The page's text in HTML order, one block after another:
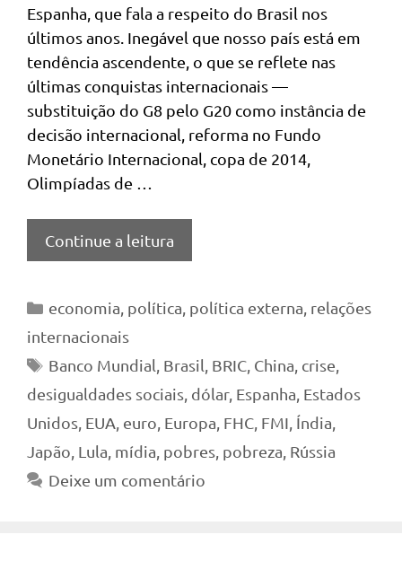
Espanha, que fala a respeito do Brasil nos
últimos anos. Inegável que nosso país está em
tendência ascendente, o que se reflete nas
últimas conquistas internacionais —
substituição do G8 pelo G20 como instância de
decisão internacional, reforma no Fundo
Monetário Internacional, copa de 2014,
Olimpíadas de …
Continue a leitura
Categorias
economia política política externa relações
internacionais
Tags
Banco Mundial Brasil BRIC, China crise
desigualdades sociais dólar, Espanha Estados
Unidos EUA euro Europa FHC FMI Índia
Japão Lula mídia pobres pobreza Rússia
Deixe um comentário